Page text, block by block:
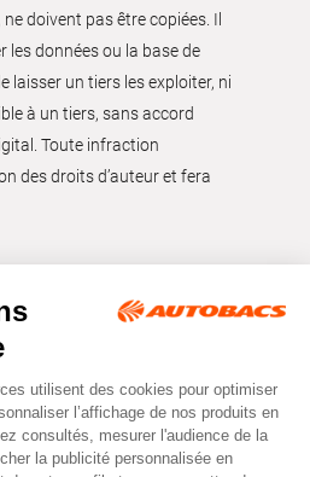
doivent pas être copiées. Il
les données ou la base de
laisser un tiers les exploiter, ni
à un tiers, sans accord
Toute infraction
des droits d’auteur et fera
© Autobacs